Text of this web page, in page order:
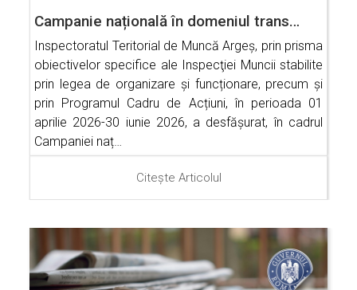
Campanie națională în domeniul trans…
Inspectoratul Teritorial de Muncă Argeș, prin prisma
obiectivelor specifice ale Inspecţiei Muncii stabilite
prin legea de organizare și funcționare, precum și
prin Programul Cadru de Acțiuni, în perioada 01
aprilie 2026-30 iunie 2026, a desfășurat, în cadrul
Campaniei naț…
Citește Articolul